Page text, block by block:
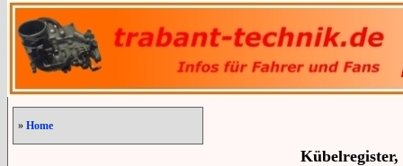
» Home
Kübelregister,